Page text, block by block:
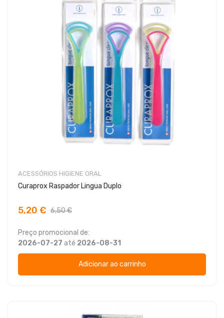
ACESSÓRIOS HIGIENE ORAL
Curaprox Raspador Lingua Duplo
5,20 € 6,50 €
Preço promocional de:
2026-07-27 até 2026-08-31
Adicionar ao carrinho